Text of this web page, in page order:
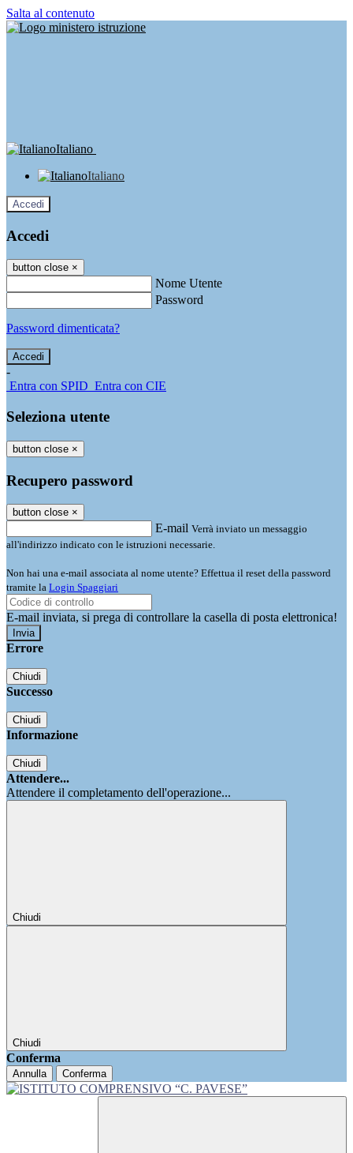
Salta al contenuto
Italiano
Italiano
Accedi
Accedi
button close ×
Nome Utente
Password
Password dimenticata?
-
Entra con SPID Entra con CIE
Seleziona utente
button close ×
Recupero password
button close ×
E-mail Verrà inviato un messaggio
all'indirizzo indicato con le istruzioni necessarie.
Non hai una e-mail associata al nome utente? Effettua il reset della password
tramite la Login Spaggiari
E-mail inviata, si prega di controllare la casella di posta elettronica!
Errore
Chiudi
Successo
Chiudi
Informazione
Chiudi
Attendere...
Attendere il completamento dell'operazione...
Chiudi
Chiudi
Conferma
Annulla Conferma